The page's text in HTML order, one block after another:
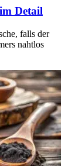
Detail
falls der
nahtlos